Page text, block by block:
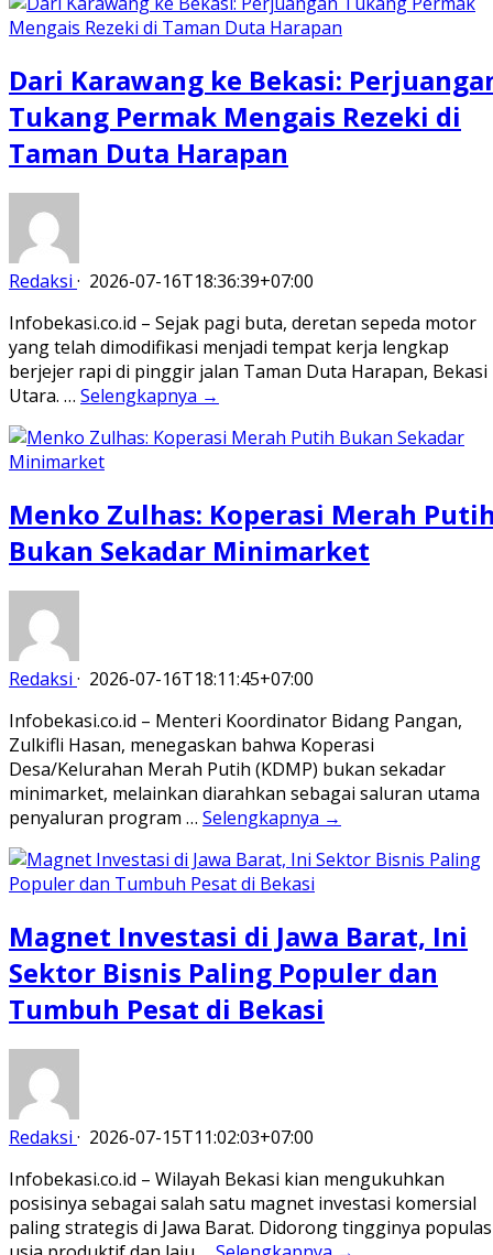
Dari Karawang ke Bekasi:
Tukang Permak Mengais Rezeki di
Taman Duta Harapan
Redaksi · 2026-07-16T18:36:39+07:00
Infobekasi.co.id – Sejak pagi buta, deretan sepeda motor
yang telah dimodifikasi menjadi tempat kerja lengkap
berjejer rapi di pinggir jalan Taman Duta Harapan, Bekasi
Utara. … Selengkapnya →
Menko Zulhas: Koperasi Merah
Bukan Sekadar Minimarket
Redaksi · 2026-07-16T18:11:45+07:00
Infobekasi.co.id – Menteri Koordinator Bidang Pangan,
Zulkifli Hasan, menegaskan bahwa Koperasi
Desa/Kelurahan Merah Putih (KDMP) bukan sekadar
minimarket, melainkan diarahkan sebagai saluran utama
penyaluran program … Selengkapnya →
Magnet Investasi di Jawa Barat, Ini
Sektor Bisnis Paling Populer dan
Tumbuh Pesat di Bekasi
Redaksi · 2026-07-15T11:02:03+07:00
Infobekasi.co.id – Wilayah Bekasi kian mengukuhkan
posisinya sebagai salah satu magnet investasi komersial
paling strategis di Jawa Barat. Didorong tingginya